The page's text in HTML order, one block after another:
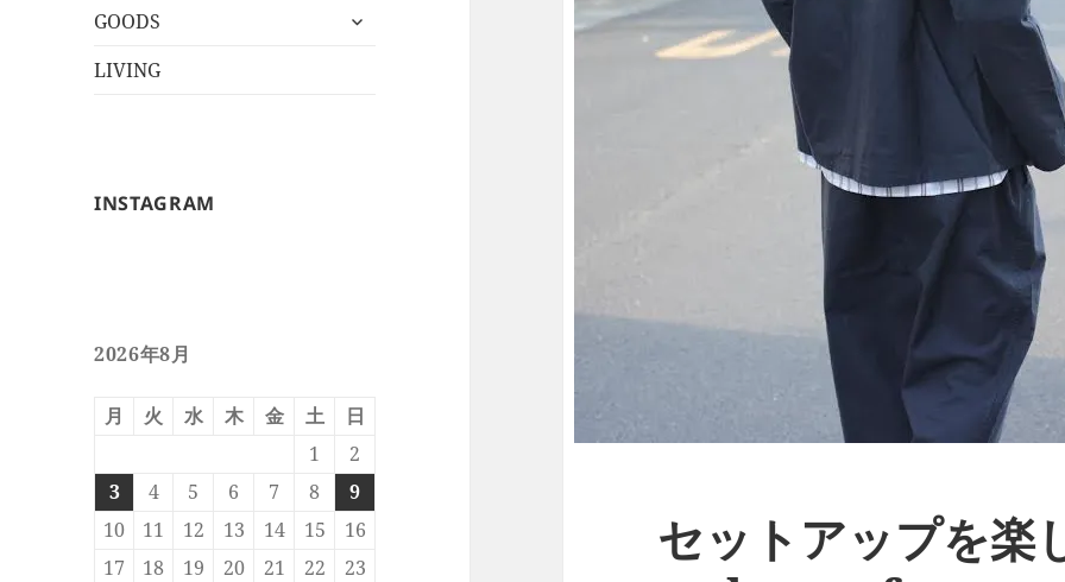
ュ
メ
GOODS
サ
LIVING
INSTAGRAM
2026年8月
月 火 水 木 金 土
日
1
2
3
4 5 6 7 8
9
10
11 12 13 14 15
16
17
18 19 20 21 22 23
セットアップを楽